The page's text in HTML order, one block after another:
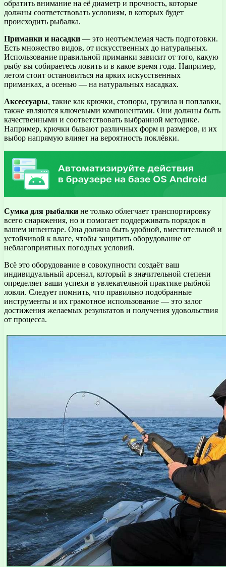
обратить внимание на её диаметр и прочность, которые
должны соответствовать условиям, в которых будет
происходить рыбалка.
Приманки и насадки — это неотъемлемая часть подготовки.
Есть множество видов, от искусственных до натуральных.
Использование правильной приманки зависит от того, какую
рыбу вы собираетесь ловить и в какое время года. Например,
летом стоит остановиться на ярких искусственных
приманках, а осенью — на натуральных насадках.
Аксессуары, такие как крючки, стопоры, грузила и поплавки,
также являются ключевыми компонентами. Они должны быть
качественными и соответствовать выбранной методике.
Например, крючки бывают различных форм и размеров, и их
выбор напрямую влияет на вероятность поклёвки.
Сумка для рыбалки не только облегчает транспортировку
всего снаряжения, но и помогает поддерживать порядок в
вашем инвентаре. Она должна быть удобной, вместительной и
устойчивой к влаге, чтобы защитить оборудование от
неблагоприятных погодных условий.
Всё это оборудование в совокупности создаёт ваш
индивидуальный арсенал, который в значительной степени
определяет ваши успехи в увлекательной практике рыбной
ловли. Следует помнить, что правильно подобранные
инструменты и их грамотное использование — это залог
достижения желаемых результатов и получения удовольствия
от процесса.